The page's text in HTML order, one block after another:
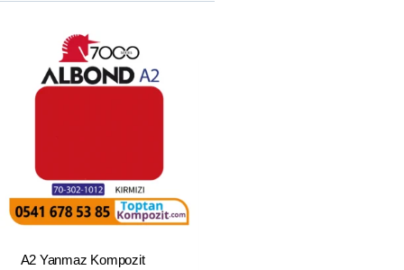
A2 Yanmaz Kompozit